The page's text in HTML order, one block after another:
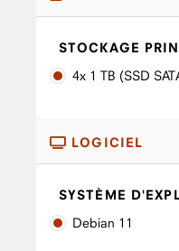
STOCKAGE
4x 1 TB (SSD
LOGICIEL
SYSTÈME
Debian 11